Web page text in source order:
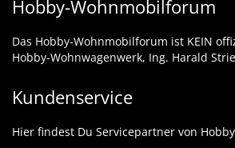
Hobby-Wohnmobilforum
Das Hobby-Wohnmobilforum ist KEIN
Hobby-Wohnwagenwerk, Ing. Harald
Kundenservice
Hier findest Du Servicepartner von